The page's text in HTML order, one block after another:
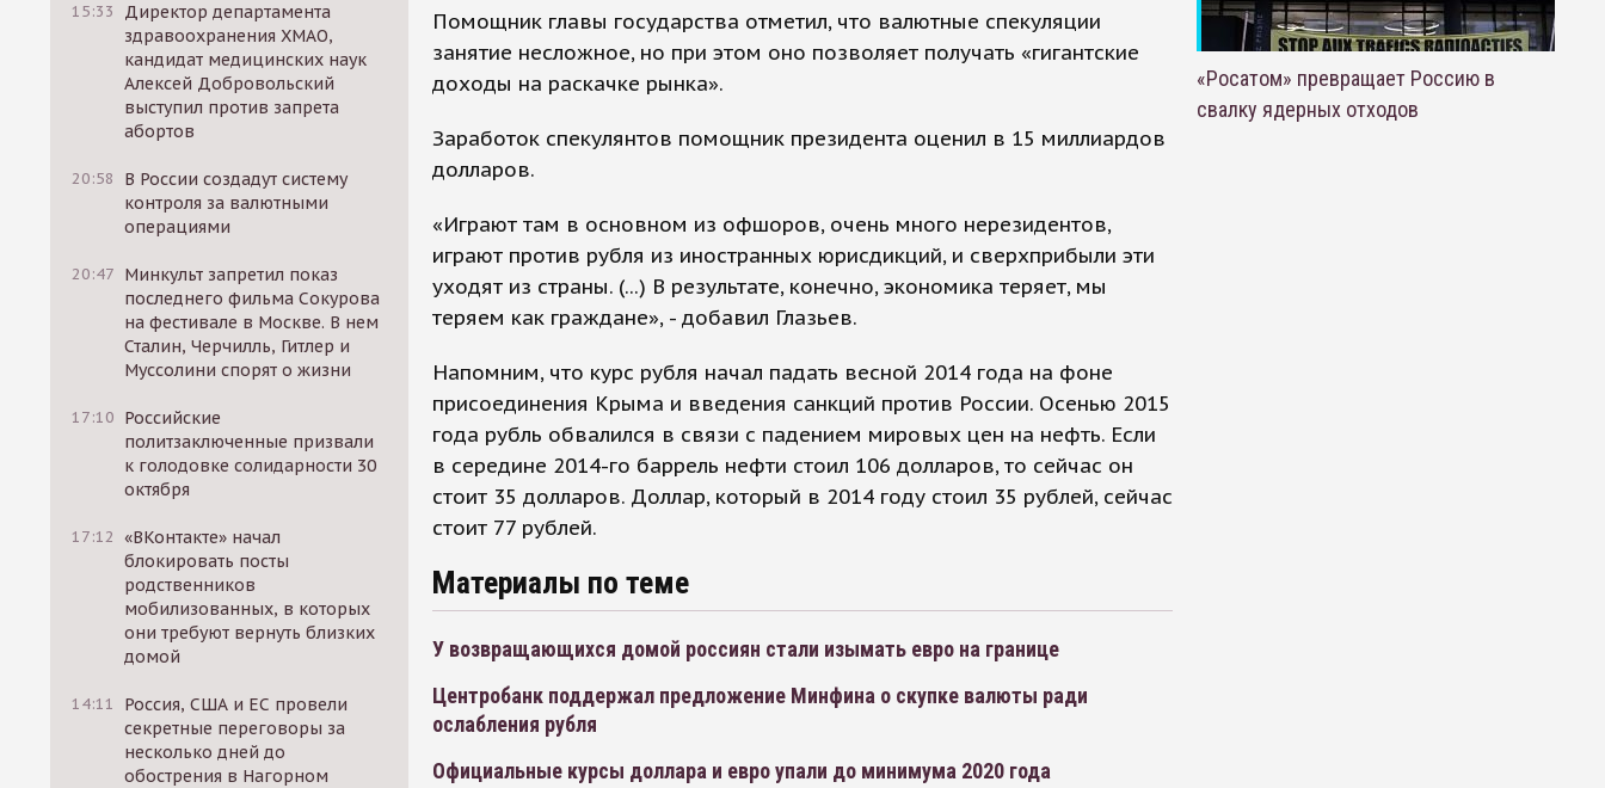
15:33
Директор департамента
здравоохранения ХМАО,
кандидат медицинских наук
Алексей Добровольский
выступил против запрета
абортов
20:58
В России создадут систему
контроля за валютными
операциями
20:47 Минкульт запретил показ
последнего фильма Сокурова
на фестивале в Москве. В нем
Сталин, Черчилль, Гитлер и
Муссолини спорят о жизни
17:10 Российские
политзаключенные призвали
к голодовке солидарности 30
октября
17:12 «ВКонтакте» начал
блокировать посты
родственников
мобилизованных, в которых
они требуют вернуть близких
домой
14:11
Россия, США и ЕС провели
секретные переговоры за
несколько дней до
обострения в Нагорном
Помощник главы государства отметил, что валютные спекуляции
занятие несложное, но при этом оно позволяет получать «гигантские
доходы на раскачке рынка».
Заработок спекулянтов помощник президента оценил в 15 миллиардов
долларов.
«Играют там в основном из офшоров, очень много нерезидентов,
играют против рубля из иностранных юрисдикций, и сверхприбыли эти
уходят из страны. (...) В результате, конечно, экономика теряет, мы
теряем как граждане», - добавил Глазьев.
Напомним, что курс рубля начал падать весной 2014 года на фоне
присоединения Крыма и введения санкций против России. Осенью 2015
года рубль обвалился в связи с падением мировых цен на нефть. Если
в середине 2014-го баррель нефти стоил 106 долларов, то сейчас он
стоит 35 долларов. Доллар, который в 2014 году стоил 35 рублей, сейчас
стоит 77 рублей.
Материалы по теме
У возвращающихся домой россиян стали изымать евро на границе
Центробанк поддержал предложение Минфина о скупке валюты ради
ослабления рубля
Официальные курсы доллара и евро упали до минимума 2020 года
«Росатом» превращает Россию в
свалку ядерных отходов